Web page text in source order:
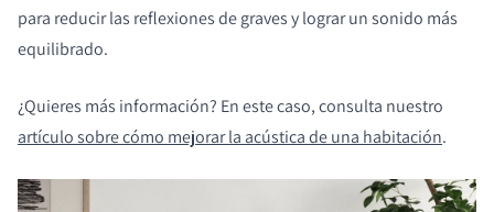
para reducir las reflexiones de graves y lograr un sonido más
equilibrado.
¿Quieres más información? En este caso, consulta nuestro
artículo sobre cómo mejorar la acústica de una habitación.